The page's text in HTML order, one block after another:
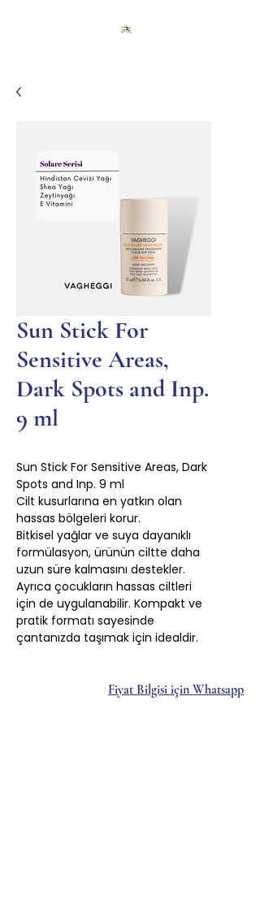
Sun Stick For
Sensitive Areas,
Dark Spots and Inp.
9 ml
Sun Stick For Sensitive Areas, Dark
Spots and Inp. 9 ml
Cilt kusurlarına en yatkın olan
hassas bölgeleri korur.
Bitkisel yağlar ve suya dayanıklı
formülasyon, ürünün ciltte daha
uzun süre kalmasını destekler.
Ayrıca çocukların hassas ciltleri
için de uygulanabilir. Kompakt ve
pratik formatı sayesinde
çantanızda taşımak için idealdir.
Fiyat Bilgisi için Whatsapp